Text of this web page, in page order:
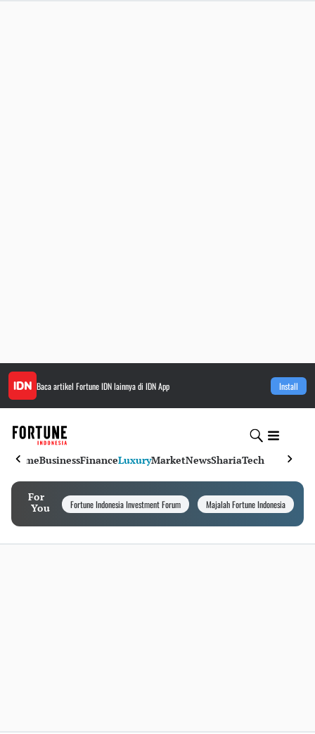
Baca artikel Fortune IDNlainnya di IDN App Install
HomeBusinessFinanceLuxuryMarketNewsShariaTech
For
You
Fortune Indonesia Investment Forum Majalah Fortune Indonesia